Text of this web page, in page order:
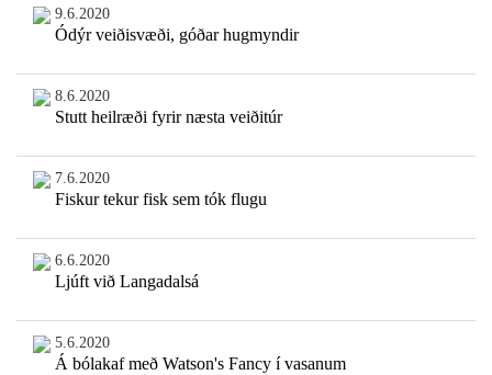
9.6.2020
Ódýr veiðisvæði, góðar hugmyndir
8.6.2020
Stutt heilræði fyrir næsta veiðitúr
7.6.2020
Fiskur tekur fisk sem tók flugu
6.6.2020
Ljúft við Langadalsá
5.6.2020
Á bólakaf með Watson's Fancy í vasanum